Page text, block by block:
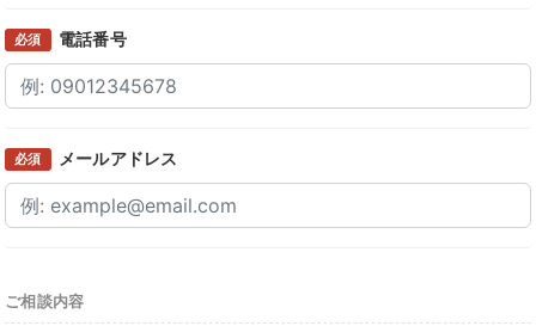
必須 電話番号
必須 メールアドレス
ご相談内容